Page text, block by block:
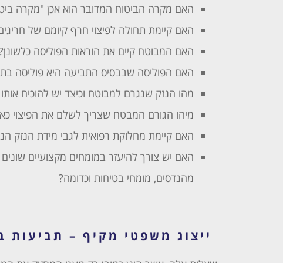
האם מקרה הביטוח המדובר הוא אכן "מקרה
האם קיימת תחולה לפיצוי חרף קיומם של
האם המבוטח קיים את הוראות הפוליסה
האם הפוליסה שבבסיס התביעה היא פוליסה
מהו הנזק שנגרם למבוטח וכיצד יש להוכיח
מיהו הגורם המבטח שצריך לשלם את הפיצוי
האם קיימת מחלוקת רפואית לגבי מידת הנזק
האם יש צורך להיעזר במומחים מקצועיים
מהנדסים, מומחי בטיחות וכדומה?
ייצוג משפטי מקיף – תביעות